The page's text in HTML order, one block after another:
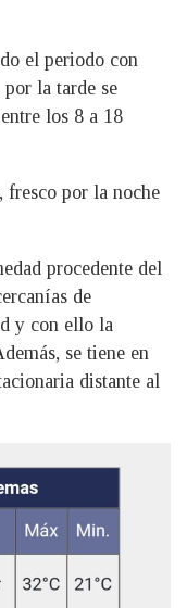
el periodo con
la tarde se
los 8 a 18
fresco por la noche
procedente del
de
y con ello la
se tiene en
distante al